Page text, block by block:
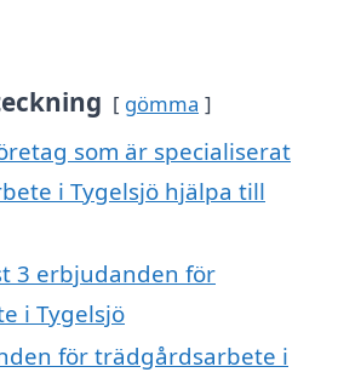
gömma
som är specialiserat
i Tygelsjö hjälpa till
3 erbjudanden för
i Tygelsjö
för trädgårdsarbete i